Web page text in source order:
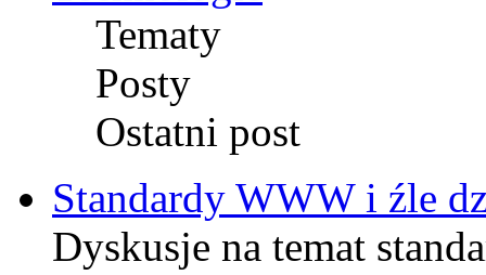
Tematy
Posty
Ostatni post
Standardy WWW i źle
Dyskusje na temat